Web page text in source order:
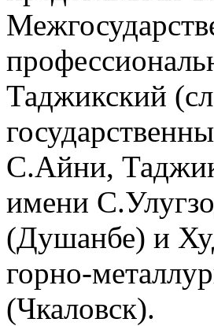
Таджикский
С.Айни,
имени
(Душанбе) и
горно-
(Чкаловск).